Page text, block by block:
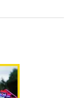
impressora
de